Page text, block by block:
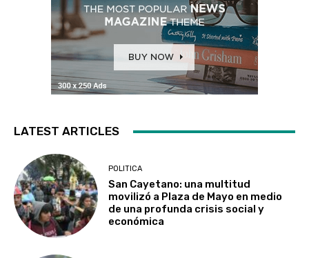
LATEST ARTICLES
POLITICA
San Cayetano: una multitud
movilizó a Plaza de Mayo en medio
de una profunda crisis social y
económica